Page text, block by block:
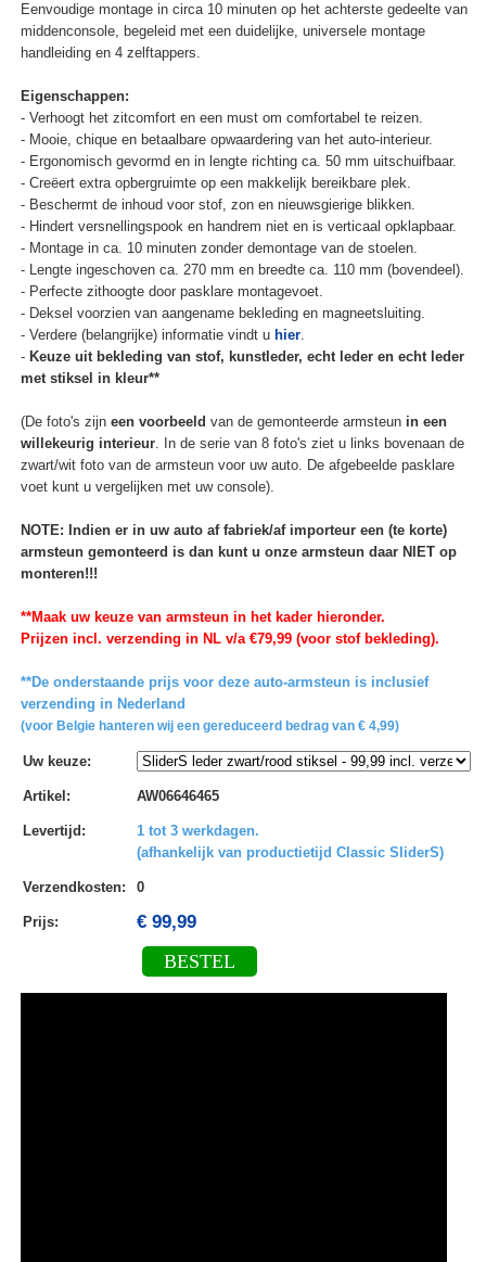
Eenvoudige montage in circa 10 minuten op het achterste gedeelte van
middenconsole, begeleid met een duidelijke, universele montage
handleiding en 4 zelftappers.
Eigenschappen:
- Verhoogt het zitcomfort en een must om comfortabel te reizen.
- Mooie, chique en betaalbare opwaardering van het auto-interieur.
- Ergonomisch gevormd en in lengte richting ca. 50 mm uitschuifbaar.
- Creëert extra opbergruimte op een makkelijk bereikbare plek.
- Beschermt de inhoud voor stof, zon en nieuwsgierige blikken.
- Hindert versnellingspook en handrem niet en is verticaal opklapbaar.
- Montage in ca. 10 minuten zonder demontage van de stoelen.
- Lengte ingeschoven ca. 270 mm en breedte ca. 110 mm (bovendeel).
- Perfecte zithoogte door pasklare montagevoet.
- Deksel voorzien van aangename bekleding en magneetsluiting.
- Verdere (belangrijke) informatie vindt u hier.
- Keuze uit bekleding van stof, kunstleder, echt leder en echt leder
met stiksel in kleur**
(De foto's zijn een voorbeeld van de gemonteerde armsteun in een
willekeurig interieur. In de serie van 8 foto's ziet u links bovenaan de
zwart/wit foto van de armsteun voor uw auto. De afgebeelde pasklare
voet kunt u vergelijken met uw console).
NOTE: Indien er in uw auto af fabriek/af importeur een (te korte)
armsteun gemonteerd is dan kunt u onze armsteun daar NIET op
monteren!!!
**Maak uw keuze van armsteun in het kader hieronder.
Prijzen incl. verzending in NL v/a €79,99 (voor stof bekleding).
**De onderstaande prijs voor deze auto-armsteun is inclusief
verzending in Nederland
(voor Belgie hanteren wij een gereduceerd bedrag van € 4,99)
Uw keuze:
Artikel : AW06646465
Levertijd :
1 tot 3 werkdagen.
(afhankelijk van productietijd Classic SliderS)
Verzendkosten: 0
Prijs: € 99,99
BESTEL